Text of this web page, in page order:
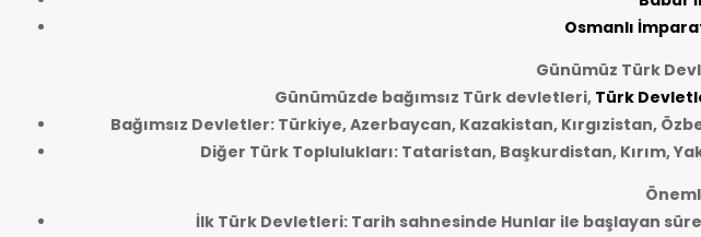
Osmanlı
Günümüz Türk
Günümüzde bağımsız Türk devletleri, Türk
Bağımsız Devletler: Türkiye, Azerbaycan, Kazakistan, Kırgızistan,
Diğer Türk Toplulukları: Tataristan, Başkurdistan, Kırım,
İlk Türk Devletleri: Tarih sahnesinde Hunlar ile başlayan